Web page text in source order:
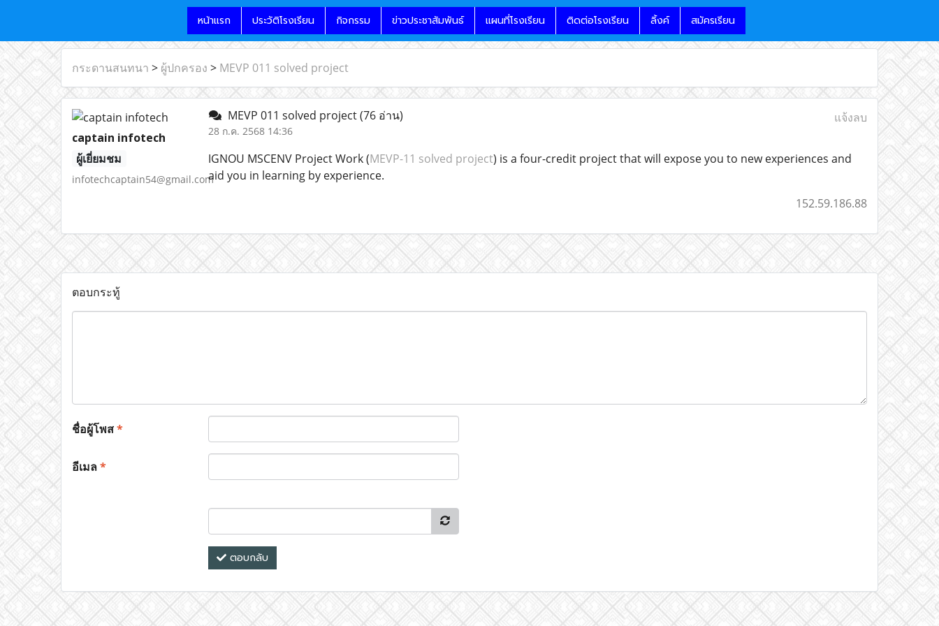
หน้าแรก ประวัติโรงเรียน กิจกรรม ข่าวประชาสัมพันธ์ แผนที่โรงเรียน ติดต่อโรงเรียน ลิ้งค์ สมัครเรียน
กระดานสนทนา > ผู้ปกครอง > MEVP 011 solved project
captain infotech
ผู้เยี่ยมชม
infotechcaptain54@gmail.com
MEVP 011 solved project(76 อ่าน)
28 ก.ค. 2568 14:36
แจ้งลบ
IGNOU MSCENV Project Work (MEVP-11 solved project) is a four-credit project that will expose you to new experiences and
aid you in learning by experience.
152.59.186.88
ตอบกระทู้
ชื่อผู้โพส*
อีเมล*
ตอบกลับ